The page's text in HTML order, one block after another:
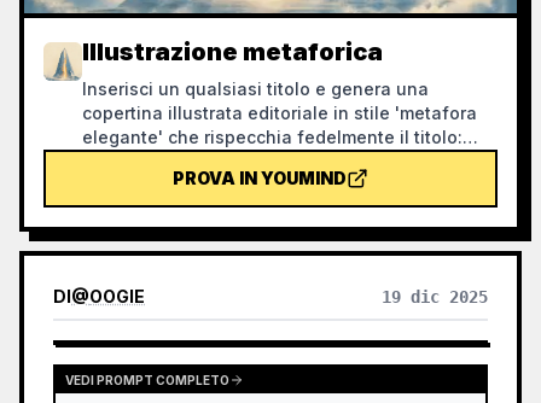
Illustrazione metaforica
Inserisci un qualsiasi titolo e genera una
copertina illustrata editoriale in stile 'metafora
elegante' che rispecchia fedelmente il titolo:
blu nebbia, bianco panna e tocchi caldi, una
singola metafora visiva, ampio spazio negativo
e formato banner 16:9. Adatta come immagine di
copertina per notizie, podcast, articoli e
PROVA IN YOUMIND
DI@OOGIE 19 dic 2025
VEDI PROMPT COMPLETO